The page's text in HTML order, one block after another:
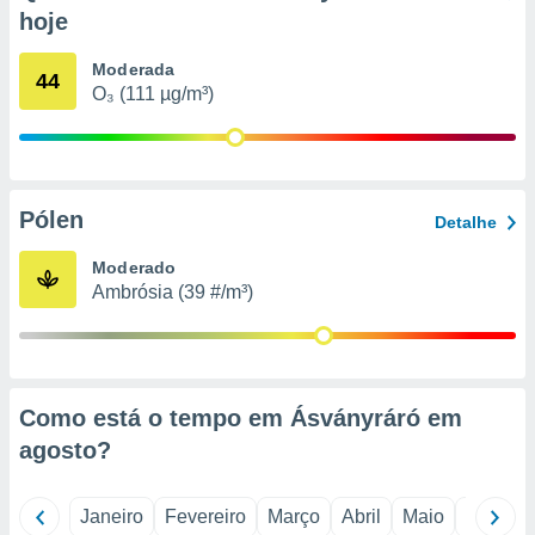
qual se
tal,
ou opor-
qualquer
o
num
hoje
44 Moderada
O₃ (111 µg/m³)
Pólen Detalhe
Moderado
Ambrósia (39 #/m³)
Como está o tempo em Ásványráró em
agosto?
Janeiro Fevereiro Março Abril Maio Junho